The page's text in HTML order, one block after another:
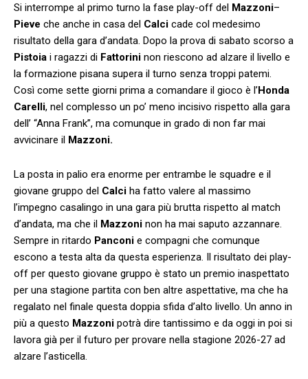
Si interrompe al primo turno la fase play-off del Mazzoni–
Pieve che anche in casa del Calci cade col medesimo
risultato della gara d’andata. Dopo la prova di sabato scorso a
Pistoia i ragazzi di Fattorini non riescono ad alzare il livello e
la formazione pisana supera il turno senza troppi patemi.
Così come sette giorni prima a comandare il gioco è l’Honda
Carelli, nel complesso un po’ meno incisivo rispetto alla gara
dell’ “Anna Frank”, ma comunque in grado di non far mai
avvicinare il Mazzoni.
La posta in palio era enorme per entrambe le squadre e il
giovane gruppo del Calci ha fatto valere al massimo
l’impegno casalingo in una gara più brutta rispetto al match
d’andata, ma che il Mazzoni non ha mai saputo azzannare.
Sempre in ritardo Panconi e compagni che comunque
escono a testa alta da questa esperienza. Il risultato dei play-
off per questo giovane gruppo è stato un premio inaspettato
per una stagione partita con ben altre aspettative, ma che ha
regalato nel finale questa doppia sfida d’alto livello. Un anno in
più a questo Mazzoni potrà dire tantissimo e da oggi in poi si
lavora già per il futuro per provare nella stagione 2026-27 ad
alzare l’asticella.